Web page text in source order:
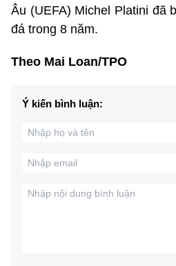
Âu (UEFA) Michel Platini đã
đá trong 8 năm.
Theo Mai Loan/TPO
Ý kiến bình luận: